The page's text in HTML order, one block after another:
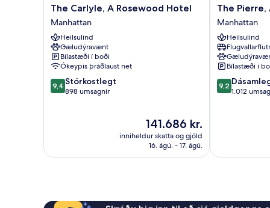
The
Carlyle,
A
Rosewood
Hotel
Manhattan
The Carlyle, A Rosewood Hotel
Manhattan
Heilsulind
Gæludýravænt
Bílastæði í boði
Ókeypis þráðlaust net
9.4
af
9,4 Stórkostlegt
898 umsagnir
Verðið
er
141.686 kr.
141.686 kr.
inniheldur skatta og gjöld
16. ágú. - 17. ágú.
The
Pierre,
A
Taj
Hotel,
New
York
Manhattan
The Pierre,
Manhattan
Heilsulind
Bílastæði í
9.2
af
9,2
1.012